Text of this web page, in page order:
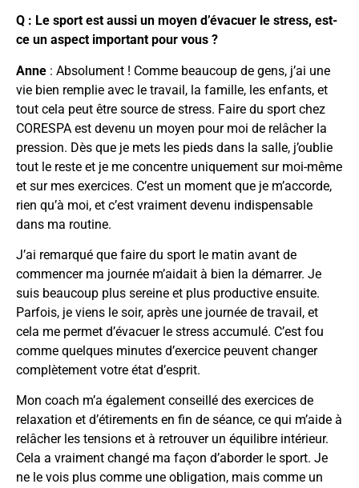
Q : Le sport est aussi un moyen d’évacuer le stress, est-
ce un aspect important pour vous ?
Anne : Absolument ! Comme beaucoup de gens, j’ai une
vie bien remplie avec le travail, la famille, les enfants, et
tout cela peut être source de stress. Faire du sport chez
CORESPA est devenu un moyen pour moi de relâcher la
pression. Dès que je mets les pieds dans la salle, j’oublie
tout le reste et je me concentre uniquement sur moi-même
et sur mes exercices. C’est un moment que je m’accorde,
rien qu’à moi, et c’est vraiment devenu indispensable
dans ma routine.
J’ai remarqué que faire du sport le matin avant de
commencer ma journée m’aidait à bien la démarrer. Je
suis beaucoup plus sereine et plus productive ensuite.
Parfois, je viens le soir, après une journée de travail, et
cela me permet d’évacuer le stress accumulé. C’est fou
comme quelques minutes d’exercice peuvent changer
complètement votre état d’esprit.
Mon coach m’a également conseillé des exercices de
relaxation et d’étirements en fin de séance, ce qui m’aide à
relâcher les tensions et à retrouver un équilibre intérieur.
Cela a vraiment changé ma façon d’aborder le sport. Je
ne le vois plus comme une obligation, mais comme un